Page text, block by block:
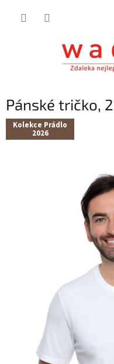
Pánské tričko,
Kolekce Prádlo
2026